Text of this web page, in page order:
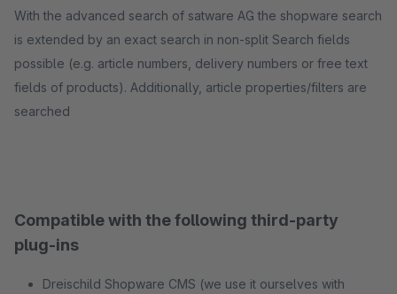
With the advanced search of satware AG the shopware search
is extended by an exact search in non-split Search fields
possible (e.g. article numbers, delivery numbers or free text
fields of products). Additionally, article properties/filters are
searched
Compatible with the following third-party
plug-ins
Dreischild Shopware CMS (we use it ourselves with